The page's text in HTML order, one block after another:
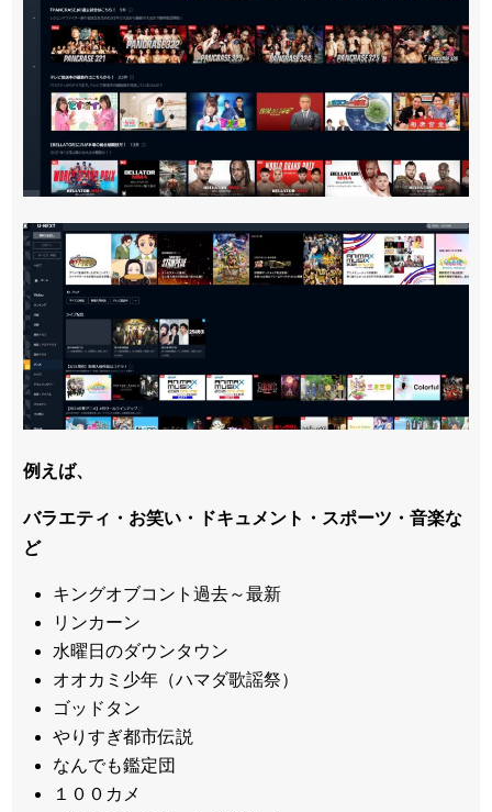
例えば、
バラエティ・お笑い・ドキュメント・スポーツ・音楽な
ど
キングオブコント過去～最新
リンカーン
水曜日のダウンタウン
オオカミ少年（ハマダ歌謡祭）
ゴッドタン
やりすぎ都市伝説
なんでも鑑定団
１００カメ